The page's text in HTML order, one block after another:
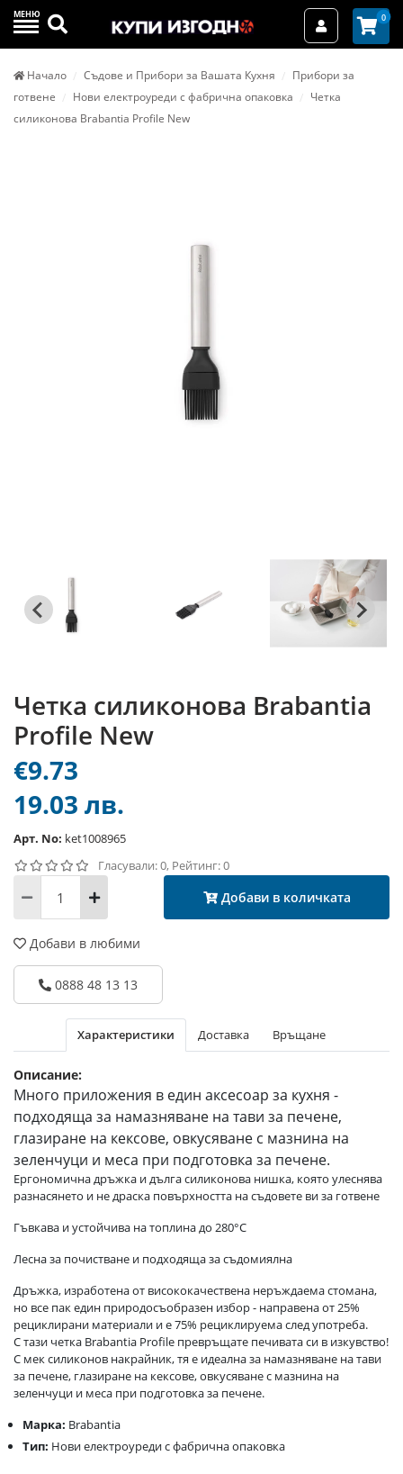
МЕНЮ Търси Вход / 0
Начало Съдове и Прибори за Вашата Кухня
Прибори за
готвене
Нови електроуреди с фабрична опаковка
Четка
силиконова Brabantia Profile New
Четка силиконова Brabantia
Profile New
€9.73
19.03 лв.
Арт. No: ket1008965
Гласували: 0, Рейтинг: 0
Добави в количката
Добави в любими
0888 48 13 13
Характеристики Доставка Връщане
Описание:
Много приложения в един аксесоар за кухня -
подходяща за намазняване на тави за печене,
глазиране на кексове, овкусяване с мазнина на
зеленчуци и меса при подготовка за печене.
Ергономична дръжка и дълга силиконова нишка, която улеснява
разнасянето и не драска повърхността на съдовете ви за готвене
Гъвкава и устойчива на топлина до 280°C
Лесна за почистване и подходяща за съдомиялна
Дръжка, изработена от висококачествена неръждаема стомана,
но все пак един природосъобразен избор - направена от 25%
рециклирани материали и е 75% рециклируема след употреба.
С тази четка Brabantia Profile превръщате печивата си в изкувство!
С мек силиконов накрайник, тя е идеална за намазняване на тави
за печене, глазиране на кексове, овкусяване с мазнина на
зеленчуци и меса при подготовка за печене.
Марка: Brabantia
Тип: Нови електроуреди с фабрична опаковка